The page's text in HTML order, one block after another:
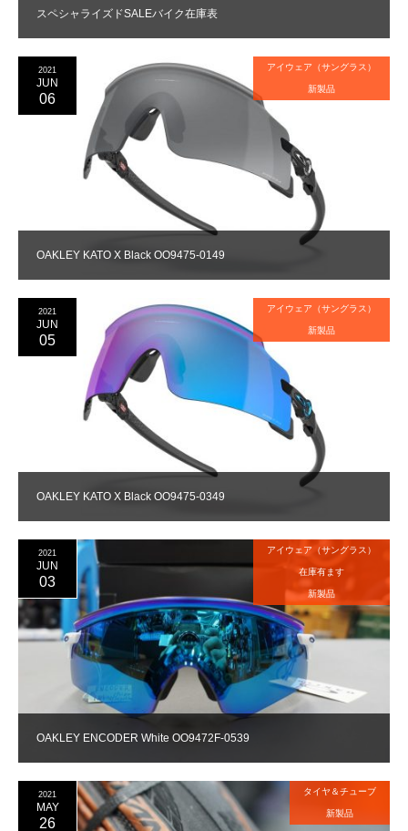
スペシャライズドSALEバイク在庫表
OAKLEY KATO X Black OO9475-0149
2021
JUN
06
アイウェア（サングラス）
新製品
OAKLEY KATO X Black OO9475-0349
2021
JUN
05
アイウェア（サングラス）
新製品
OAKLEY ENCODER White OO9472F-0539
2021
JUN
03
アイウェア（サングラス）
在庫有ます
新製品
2021
MAY
26
タイヤ＆チューブ
新製品